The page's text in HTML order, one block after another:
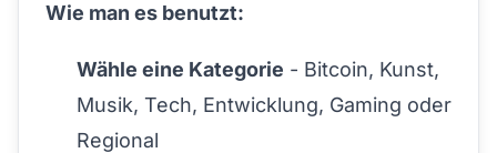
Wie man es benutzt:
Wähle eine Kategorie - Bitcoin, Kunst,
Musik, Tech, Entwicklung, Gaming oder
Regional